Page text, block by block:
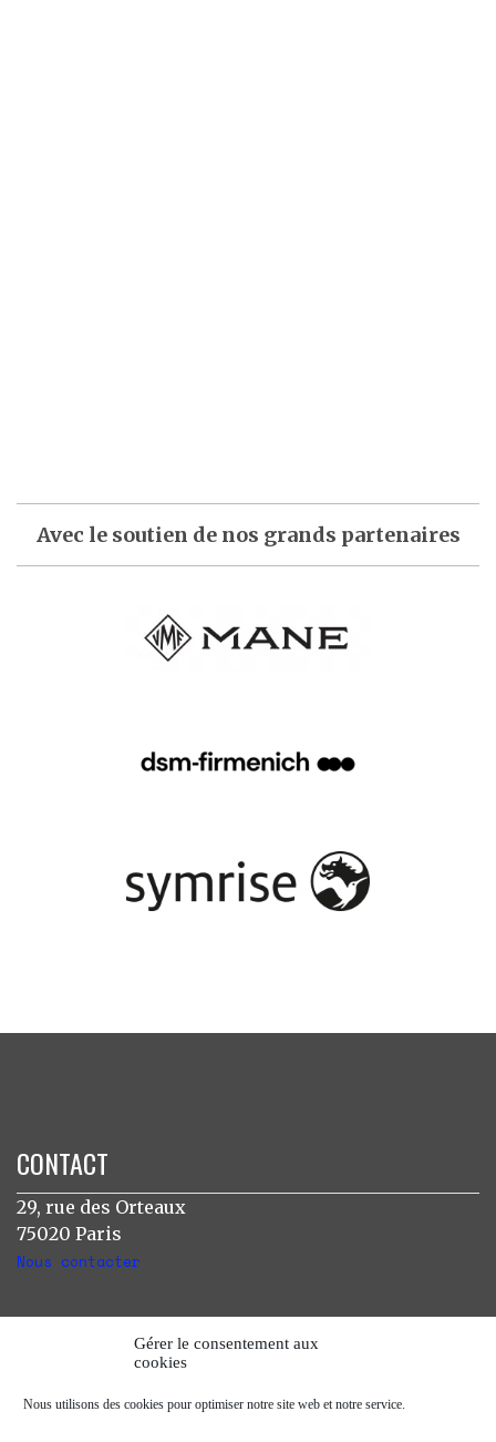
Gérer le consentement aux
cookies
Nous utilisons des cookies pour optimiser notre site web et notre service.
Avec le soutien de nos grands partenaires
CONTACT
29, rue des Orteaux
75020 Paris
Nous contacter
INSTAGRAM